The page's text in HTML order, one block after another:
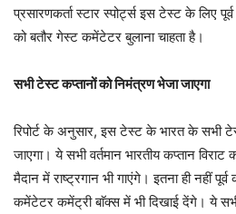
प्रसारणकर्ता स्टार स्पोर्ट्स इस टेस्ट के लिए
को बतौर गेस्ट कमेंटेटर बुलाना चाहता है।
सभी टेस्ट कप्तानों को निमंत्रण भेजा जाएगा
रिपोर्ट के अनुसार, इस टेस्ट के भारत के सभी
जाएगा। ये सभी वर्तमान भारतीय कप्तान
मैदान में राष्ट्रगान भी गाएंगे। इतना ही नहीं
कमेंटेटर कमेंट्री बाॅक्स में भी दिखाई देंगे। ये